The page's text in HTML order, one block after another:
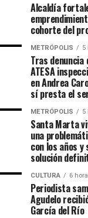
Alcaldía
cohorte del
METRÓPOLIS 5
Tras denuncia
ATESA
en Andrea
sí presta el
METRÓPOLIS 5
Santa Marta
una
con los años y
solución
CULTURA 6
Periodista
Agudelo
García del Río